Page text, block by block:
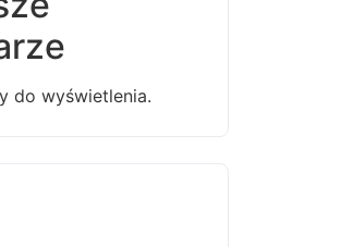
do wyświetlenia.